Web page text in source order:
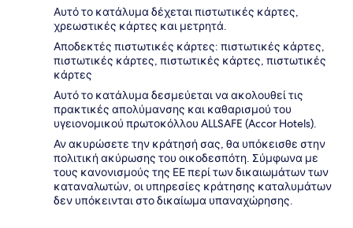
Αυτό το κατάλυμα δέχεται πιστωτικές κάρτες,
χρεωστικές κάρτες και μετρητά.
Αποδεκτές πιστωτικές κάρτες: πιστωτικές κάρτες,
πιστωτικές κάρτες, πιστωτικές κάρτες, πιστωτικές
κάρτες
Αυτό το κατάλυμα δεσμεύεται να ακολουθεί τις
πρακτικές απολύμανσης και καθαρισμού του
υγειονομικού πρωτοκόλλου ALLSAFE (Accor Hotels).
Αν ακυρώσετε την κράτησή σας, θα υπόκεισθε στην
πολιτική ακύρωσης του οικοδεσπότη. Σύμφωνα με
τους κανονισμούς της ΕΕ περί των δικαιωμάτων των
καταναλωτών, οι υπηρεσίες κράτησης καταλυμάτων
δεν υπόκεινται στο δικαίωμα υπαναχώρησης.